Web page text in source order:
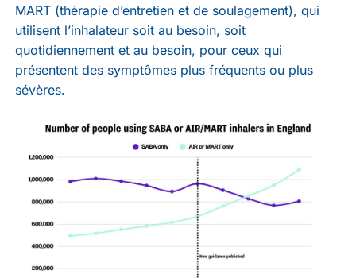
MART (thérapie d’entretien et de soulagement), qui
utilisent l’inhalateur soit au besoin, soit
quotidiennement et au besoin, pour ceux qui
présentent des symptômes plus fréquents ou plus
sévères.